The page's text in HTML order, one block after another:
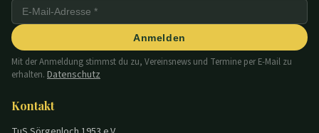
Anmelden
Mit der Anmeldung stimmst du zu, Vereinsnews und Termine per E-Mail zu
erhalten. Datenschutz
Kontakt